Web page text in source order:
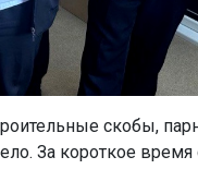
скобы,
За короткое